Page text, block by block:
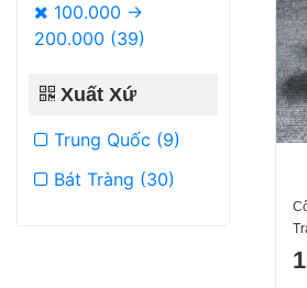
100.000 ->
200.000 (39)
Xuất Xứ
Trung Quốc (9)
Bát Tràng (30)